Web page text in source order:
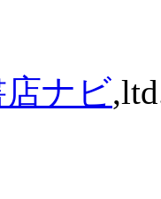
ナビ